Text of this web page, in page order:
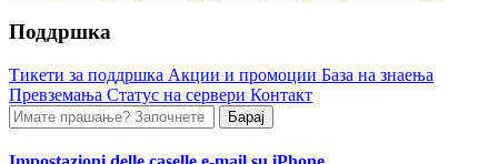
Поддршка
Тикети за поддршка Акции и промоции База на знаења
Превземања Статус на сервери Контакт